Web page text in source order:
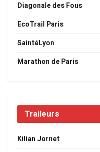
Diagonale des Fous
EcoTrail Paris
SaintéLyon
Marathon de Paris
Traileurs
Kilian Jornet